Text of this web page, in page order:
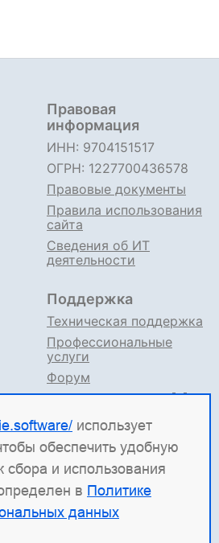
использует
обеспечить удобную
сбора и использования
в Политике
данных
Правовая
информация
ИНН: 9704151517
ОГРН: 1227700436578
Правовые документы
Правила использования
сайта
Сведения об ИТ
деятельности
Поддержка
Техническая поддержка
Профессиональные
услуги
Форум
Поддержка в TG
Сервер") — российская
развивает решения для
систем. Среди наших
балансировки